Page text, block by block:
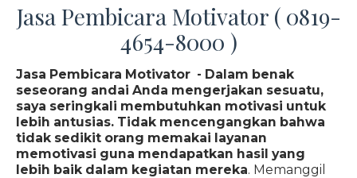
Jasa Pembicara Motivator ( 0819-
4654-8000 )
Jasa Pembicara Motivator - Dalam benak
seseorang andai Anda mengerjakan sesuatu,
saya seringkali membutuhkan motivasi untuk
lebih antusias. Tidak mencengangkan bahwa
tidak sedikit orang memakai layanan
memotivasi guna mendapatkan hasil yang
lebih baik dalam kegiatan mereka. Memanggil